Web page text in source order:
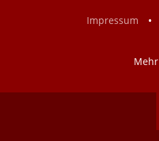
Impressum
•
Mehr